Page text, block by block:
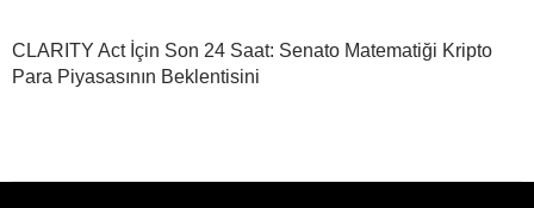
CLARITY Act İçin Son 24 Saat: Senato Matematiği Kripto
Para Piyasasının Beklentisini